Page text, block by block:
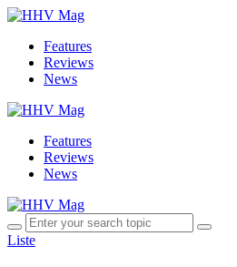
Features
Reviews
News
Features
Reviews
News
Liste